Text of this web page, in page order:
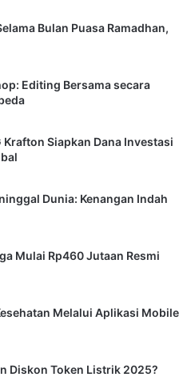
Bulan Puasa Ramadhan,
Editing Bersama secara
Krafton Siapkan Dana Investasi
Dunia: Kenangan Indah
Mulai Rp460 Jutaan Resmi
Melalui Aplikasi Mobile
Diskon Token Listrik 2025?